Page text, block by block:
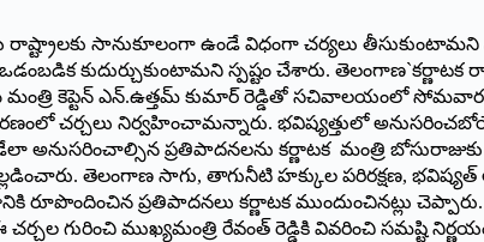
సానుకూలంగా ఉండే విధంగా చర్యలు తీసుకుంటామని
కుదుర్చుకుంటామని స్పష్టం చేశారు.
కెప్టెన్ ఎన్.ఉత్తమ్ కుమార్ రెడ్డితో సచివాలయంలో
చర్చలు నిర్వహించామన్నారు. భవిష్యత్తులో
అనుసరించాల్సిన ప్రతిపాదనలను కర్ణాటక మంత్రి
తెలంగాణ సాగు, తాగునీటి హక్కుల పరిరక్షణ,
ప్రతిపాదనలు కర్ణాటక ముందుంచినట్లు
గురించి ముఖ్యమంత్రి రేవంత్ రెడ్డికి వివరించి సమష్టి